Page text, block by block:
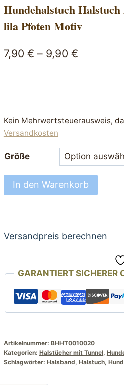
Hundehalstuch
lila Pfoten Motiv
7,90 € – 9,90 €
Kein Mehrwertsteuerausweis,
Versandkosten
Größe
Hundehalstuch
Halstuch
für
lila
Pfoten
Motiv
In den Warenkorb
Versandpreis berechnen
GARANTIERT SICHERER
Artikelnummer: BHHT0010020
Kategorien: Halstücher mit Tunnel,
Schlagwörter: Halsband, Halstuch, Hund